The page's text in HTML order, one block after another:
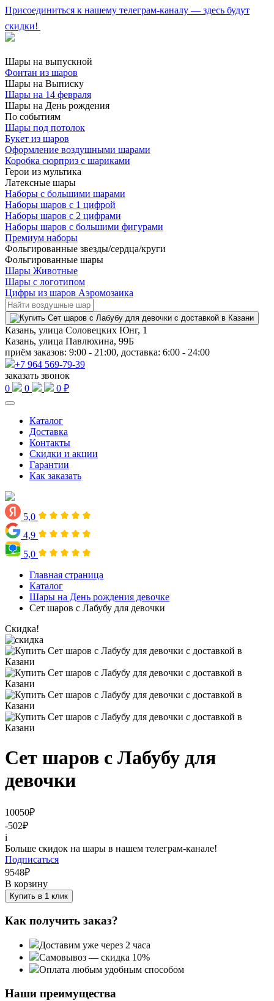
Присоединиться к нашему телеграм-каналу — здесь будут
скидки!
Шары на выпускной
Фонтан из шаров
Шары на Выписку
Шары на 14 февраля
Шары на День рождения
По событиям
Шары под потолок
Букет из шаров
Оформление воздушными шарами
Коробка сюрприз с шариками
Герои из мультика
Латексные шары
Наборы с большими шарами
Наборы шаров с 1 цифрой
Наборы шаров с 2 цифрами
Наборы шаров с большими фигурами
Премиум наборы
Фольгированные звезды/сердца/круги
Фольгированные шары
Шары Животные
Шары с логотипом
Цифры из шаров Аэромозаика
Казань, улица Соловецких Юнг, 1
Казань, улица Павлюхина, 99Б
приём заказов: 9:00 - 21:00, доставка: 6:00 - 24:00
+7 964 569-79-39
заказать звонок
0
0 0 ₽
Каталог
Доставка
Контакты
Скидки и акции
Гарантии
Как заказать
5,0
4,9
5,0
Главная страница
Каталог
Шары на День рождения девочке
Сет шаров с Лабубу для девочки
Скидка!
Сет шаров с Лабубу для
девочки
10050₽
-502₽
i
Больше скидок на шары в нашем телеграм-канале!
Подписаться
9548₽
В корзину
Купить в 1 клик
Как получить заказ?
Доставим уже через 2 часа
Самовывоз — скидка 10%
Оплата любым удобным способом
Наши преимущества